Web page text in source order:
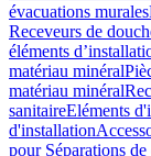
évacuations murales
Receveurs de
éléments
matériau minéral
matériau minéral
sanitaireEléments
d'installation
pour Séparations